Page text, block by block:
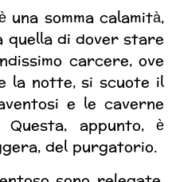
somma calamità,
quella di dover stare
carcere, ove
la notte, si scuote il
e le caverne
appunto, è
del purgatorio.